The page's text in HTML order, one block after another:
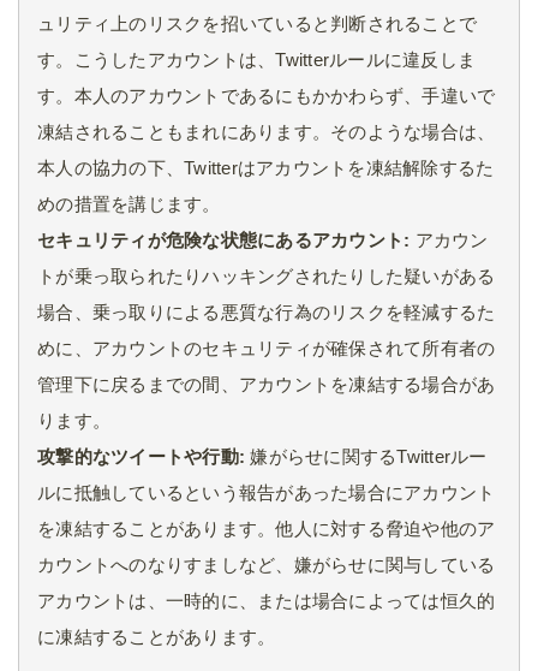
ュリティ上のリスクを招いていると判断されることで
す。こうしたアカウントは、Twitterルールに違反しま
す。本人のアカウントであるにもかかわらず、手違いで
凍結されることもまれにあります。そのような場合は、
本人の協力の下、Twitterはアカウントを凍結解除するた
めの措置を講じます。
セキュリティが危険な状態にあるアカウント: アカウン
トが乗っ取られたりハッキングされたりした疑いがある
場合、乗っ取りによる悪質な行為のリスクを軽減するた
めに、アカウントのセキュリティが確保されて所有者の
管理下に戻るまでの間、アカウントを凍結する場合があ
ります。
攻撃的なツイートや行動: 嫌がらせに関するTwitterルー
ルに抵触しているという報告があった場合にアカウント
を凍結することがあります。他人に対する脅迫や他のア
カウントへのなりすましなど、嫌がらせに関与している
アカウントは、一時的に、または場合によっては恒久的
に凍結することがあります。